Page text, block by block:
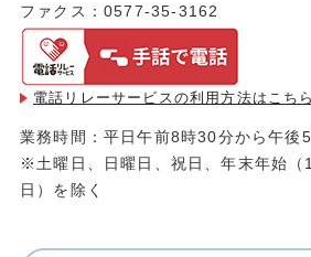
ファクス：0577-35-3162
電話リレーサービスの利用方法は こち
業務時間：平日午前8時30分から午後
※土曜日、日曜日、祝日、年末年始（
日）を除く